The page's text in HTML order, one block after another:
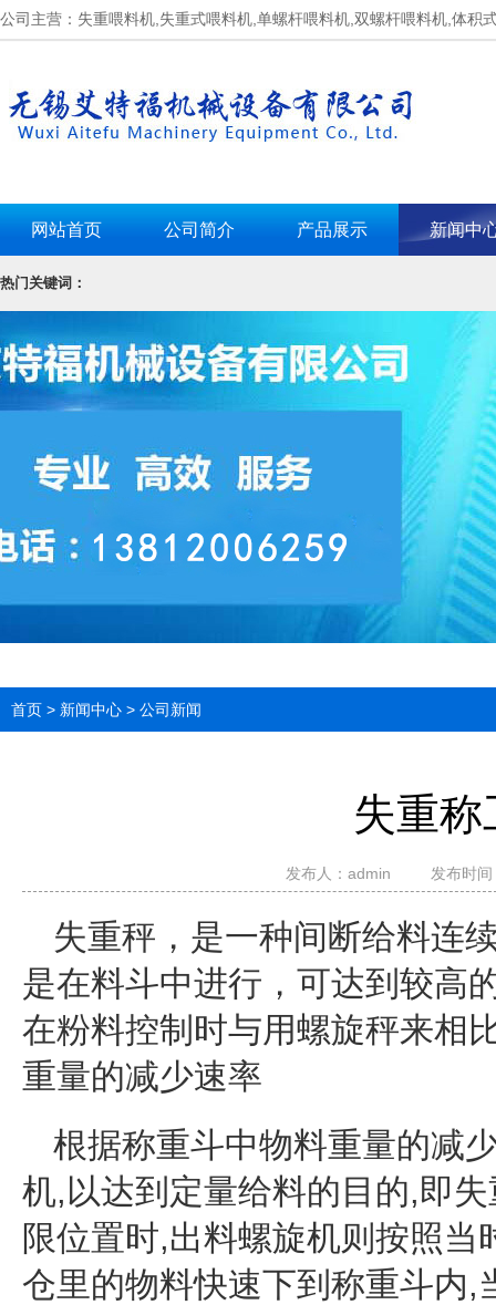
公司主营：失重喂料机,失重式喂料机,单螺杆喂料机,双螺杆喂料机,体积
网站首页 公司简介 产品展示 新闻中
热门关键词：
首页 > 新闻中心 > 公司新闻
失重称
发布人： admin 发布时
失重秤，是一种间断给料连
是在料斗中进行，可达到较高
在粉料控制时与用螺旋秤来相
重量的减少速率
根据称重斗中物料重量的减
机,以达到定量给料的目的,即
限位置时,出料螺旋机则按照
仓里的物料快速下到称重斗内